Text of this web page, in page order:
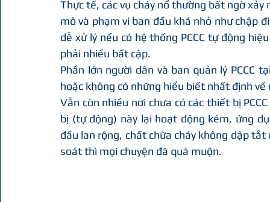
Thực tế, các vụ cháy nổ thường bất ngờ
mô và phạm vi ban đầu khá nhỏ như chập
dễ xử lý nếu có hệ thống PCCC tự động
phải nhiều bất cập.
Phần lớn người dân và ban quản lý PCCC
hoặc không có những hiểu biết nhất định về
Vẫn còn nhiều nơi chưa có các thiết bị
bị (tự động) này lại hoạt động kém, ứng
đầu lan rộng, chất chữa cháy không dập
soát thì mọi chuyện đã quá muộn.